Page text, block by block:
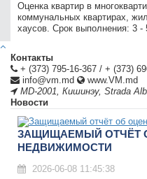
Оценка квартир в
коммунальных квартирах,
хаусов. Срок выполнения: 3 -
Контакты
+ (373) 795-16-367 / + (373)
info@vm.md
www.VM.md
MD-2001, Кишинэу, Strada
Новости
ЗАЩИЩАЕМЫЙ ОТЧЁТ
НЕДВИЖИМОСТИ
2026-06-08 11:45:38